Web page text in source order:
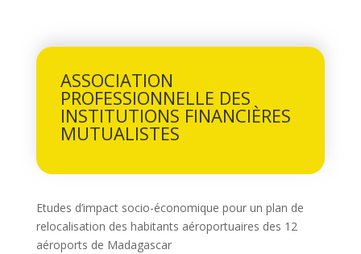
ASSOCIATION
PROFESSIONNELLE DES
INSTITUTIONS FINANCIÈRES
MUTUALISTES
Etudes d’impact socio-économique pour un plan de
relocalisation des habitants aéroportuaires des 12
aéroports de Madagascar